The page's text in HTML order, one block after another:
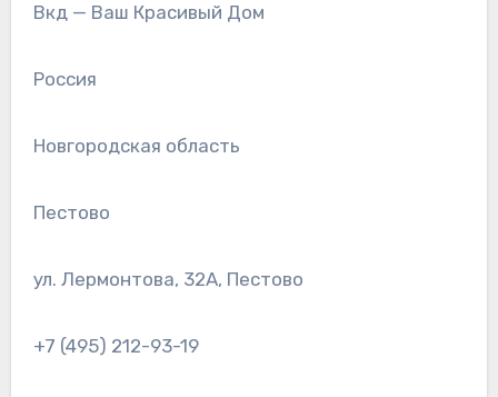
Вкд — Ваш Красивый Дом
Россия
Новгородская область
Пестово
ул. Лермонтова, 32А, Пестово
+7 (495) 212-93-19